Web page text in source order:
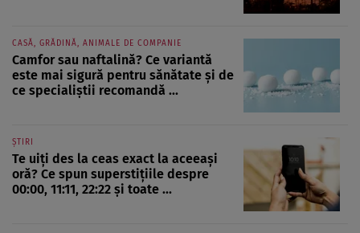
CASĂ, GRĂDINĂ, ANIMALE DE COMPANIE
Camfor sau naftalină? Ce variantă
este mai sigură pentru sănătate și de
ce specialiștii recomandă ...
ȘTIRI
Te uiți des la ceas exact la aceeași
oră? Ce spun superstițiile despre
00:00, 11:11, 22:22 și toate ...